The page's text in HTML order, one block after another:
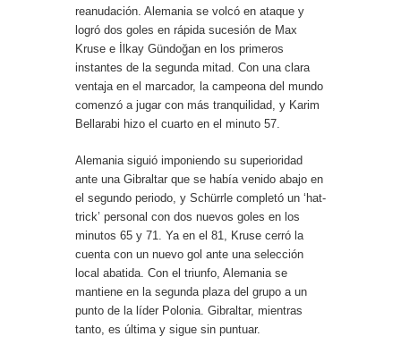
reanudación. Alemania se volcó en ataque y
logró dos goles en rápida sucesión de Max
Kruse e İlkay Gündoğan en los primeros
instantes de la segunda mitad. Con una clara
ventaja en el marcador, la campeona del mundo
comenzó a jugar con más tranquilidad, y Karim
Bellarabi hizo el cuarto en el minuto 57.
Alemania siguió imponiendo su superioridad
ante una Gibraltar que se había venido abajo en
el segundo periodo, y Schürrle completó un ‘hat-
trick’ personal con dos nuevos goles en los
minutos 65 y 71. Ya en el 81, Kruse cerró la
cuenta con un nuevo gol ante una selección
local abatida. Con el triunfo, Alemania se
mantiene en la segunda plaza del grupo a un
punto de la líder Polonia. Gibraltar, mientras
tanto, es última y sigue sin puntuar.